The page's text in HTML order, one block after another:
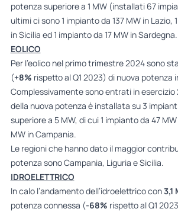
potenza superiore a 1 MW (installati 67
ultimi ci sono 1 impianto da 137 MW in Lazio,
in Sicilia ed 1 impianto da 17 MW in Sardegna.
EOLICO
Per l’eolico nel primo trimestre 2024 sono
(+8% rispetto al Q1 2023) di nuova potenza
Complessivamente sono entrati in esercizio
della nuova potenza è installata su 3
superiore a 5 MW, di cui 1 impianto da 47
MW in Campania.
Le regioni che hanno dato il maggior
potenza sono Campania, Liguria e Sicilia.
IDROELETTRICO
In calo l’andamento dell’idroelettrico con3,1
potenza connessa (-68% rispetto al Q1